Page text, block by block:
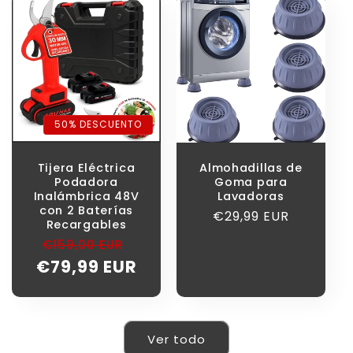
50% DESCUENTO
Tijera Eléctrica
Podadora
Inalámbrica 48V
con 2 Baterías
Recargables
Precio
habitual
€159,00 EUR
de
€79,99 EUR
Almohadillas de
Goma para
Lavadoras
Precio
€29,99 EUR
Ver todo